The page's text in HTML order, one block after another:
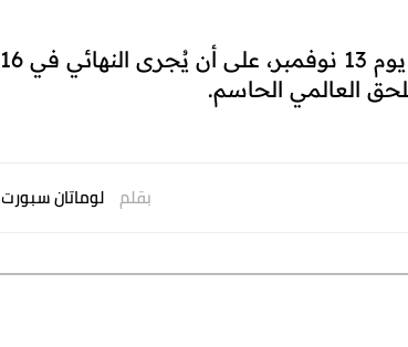
العالمي الحاسم.
بقلم لوماتان سبورت